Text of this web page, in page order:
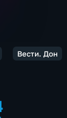
Вести. Дон